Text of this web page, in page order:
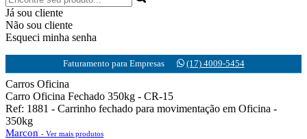
Já sou cliente
Não sou cliente
Esqueci minha senha
Faturamento para Empresas (17) 4009-5454
Carros Oficina
Carro Oficina Fechado 350kg - CR-15
Ref: 1881 - Carrinho fechado para movimentação em Oficina -
350kg
Marcon - Ver mais produtos